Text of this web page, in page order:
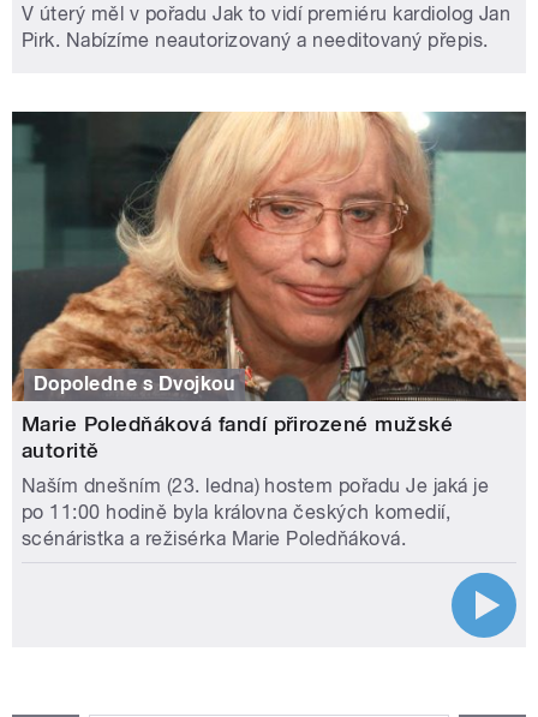
V úterý měl v pořadu Jak to vidí premiéru kardiolog Jan
Pirk. Nabízíme neautorizovaný a needitovaný přepis.
Dopoledne s Dvojkou
Marie Poledňáková fandí přirozené mužské
autoritě
Naším dnešním (23. ledna) hostem pořadu Je jaká je
po 11:00 hodině byla královna českých komedií,
scénáristka a režisérka Marie Poledňáková.